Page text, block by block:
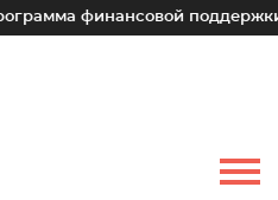
финансовой поддержки